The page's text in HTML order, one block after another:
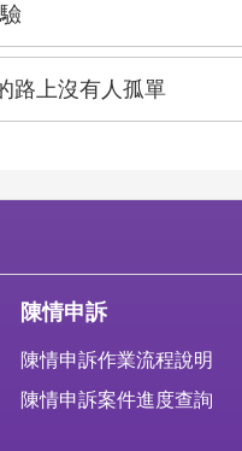
路上沒有人孤單
陳情申訴
陳情申訴作業流程說明
陳情申訴案件進度查詢